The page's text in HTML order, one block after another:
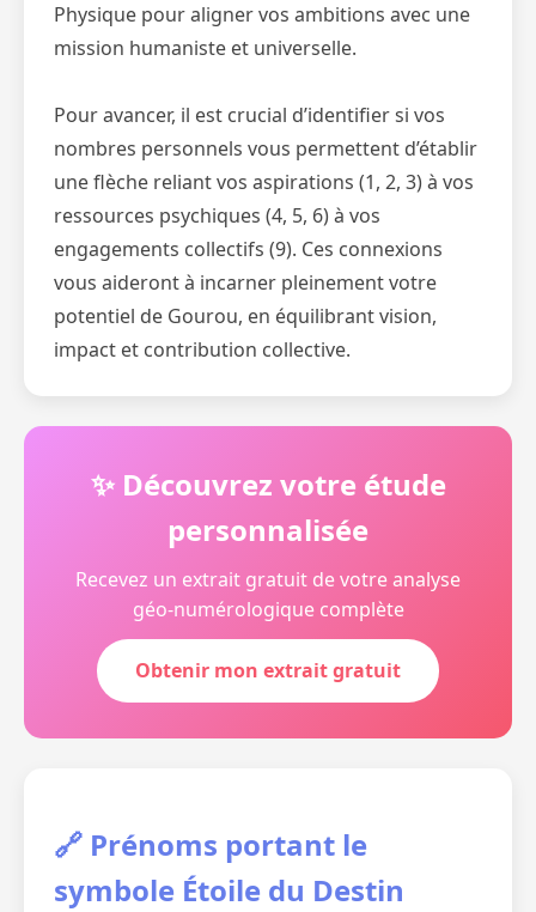
Physique pour aligner vos ambitions avec une
mission humaniste et universelle.
Pour avancer, il est crucial d’identifier si vos
nombres personnels vous permettent d’établir
une flèche reliant vos aspirations (1, 2, 3) à vos
ressources psychiques (4, 5, 6) à vos
engagements collectifs (9). Ces connexions
vous aideront à incarner pleinement votre
potentiel de Gourou, en équilibrant vision,
impact et contribution collective.
✨ Découvrez votre étude
personnalisée
Recevez un extrait gratuit de votre analyse
géo-numérologique complète
Obtenir mon extrait gratuit
🔗 Prénoms portant le
symbole Étoile du Destin